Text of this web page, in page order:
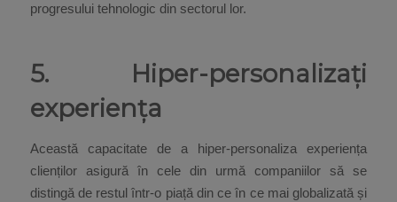
progresului tehnologic din sectorul lor.
5. Hiper-personalizați
experiența
Această capacitate de a hiper-personaliza experiența
clienților asigură în cele din urmă companiilor să se
distingă de restul într-o piață din ce în ce mai globalizată și